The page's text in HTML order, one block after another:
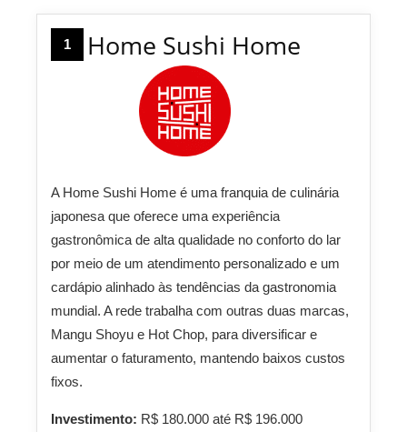
1 Home Sushi Home
A Home Sushi Home é uma franquia de culinária
japonesa que oferece uma experiência
gastronômica de alta qualidade no conforto do lar
por meio de um atendimento personalizado e um
cardápio alinhado às tendências da gastronomia
mundial. A rede trabalha com outras duas marcas,
Mangu Shoyu e Hot Chop, para diversificar e
aumentar o faturamento, mantendo baixos custos
fixos.
Investimento: R$ 180.000 até R$ 196.000